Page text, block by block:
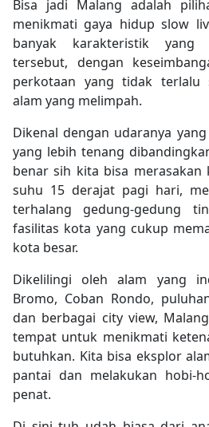
Bisa jadi Malang adalah
menikmati gaya hidupslow
banyak karakteristik yang
tersebut, dengan
perkotaan yang tidak terlalu
alam yang melimpah.
Dikenal dengan udaranya
yang lebih tenang
benar sih kita bisa merasakan
suhu 15 derajat pagi hari,
terhalang gedung-gedung
fasilitas kota yang cukup
kota besar.
Dikelilingi oleh alam yang
Bromo, Coban Rondo,
dan berbagai city view,
tempat untuk menikmati
butuhkan. Kita bisa eksplor
pantai dan melakukan hobi-
penat.